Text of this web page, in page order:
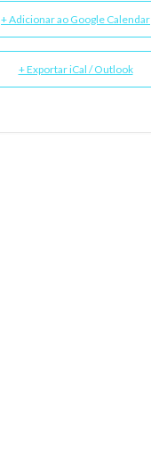
+ Adicionar ao Google Calendar
+ Exportar iCal / Outlook